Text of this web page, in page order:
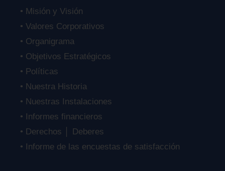
• Misión y Visión
• Valores Corporativos
• Organigrama
• Objetivos Estratégicos
• Políticas
• Nuestra Historia
• Nuestras Instalaciones
• Informes financieros
• Derechos │ Deberes
• Informe de las encuestas de satisfacción